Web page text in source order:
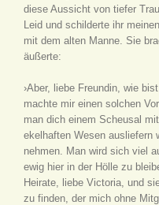
diese Aussicht von tiefer
Leid und schilderte ihr
mit dem alten Manne. Sie
äußerte:
›Aber, liebe Freundin, wie
machte mir einen solchen
man dich einem Scheusal
ekelhaften Wesen ausliefern
nehmen. Man wird sich viel
ewig hier in der Hölle zu
Heirate, liebe Victoria, und
zu finden, der mich ohne